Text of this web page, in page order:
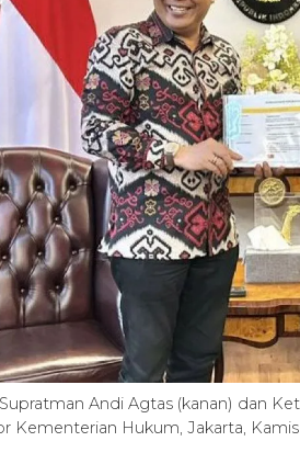
Andi Agtas (kanan) dan
Kementerian Hukum, Jakarta, Kamis